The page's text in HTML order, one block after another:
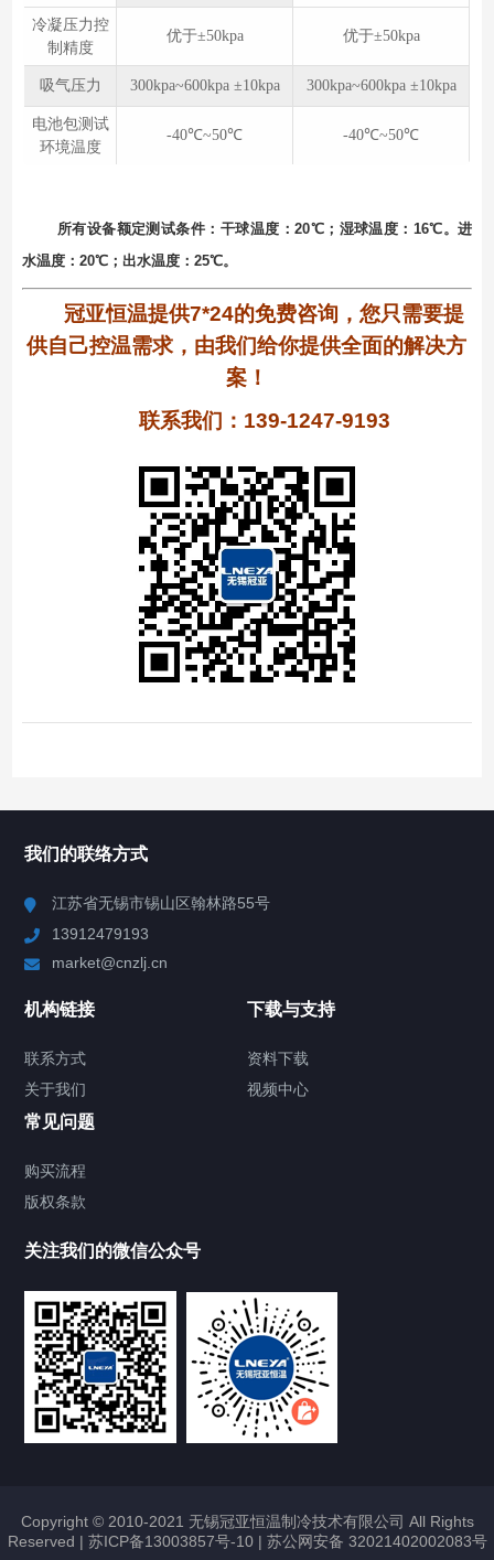
冷凝压力控
制精度
优于±50kpa 优于±50kpa
吸气压力 300kpa~600kpa ±10kpa 300kpa~600kpa ±10kpa
电池包测试
环境温度
-40℃~50℃ -40℃~50℃
所有设备额定测试条件：⼲球温度：20℃；湿球温度：16℃。进
⽔温度：20℃；出⽔温度：25℃。
冠亚恒温提供7*24的免费咨询，您只需要提
供自己控温需求，由我们给你提供全面的解决方
案！
联系我们：139-1247-9193
我们的联络方式
江苏省无锡市锡山区翰林路55号
13912479193
market@cnzlj.cn
机构链接
联系方式
关于我们
下载与支持
资料下载
视频中心
常见问题
购买流程
版权条款
关注我们的微信公众号
Copyright © 2010-2021 无锡冠亚恒温制冷技术有限公司 All Rights
Reserved | 苏ICP备13003857号-10| 苏公网安备 32021402002083号